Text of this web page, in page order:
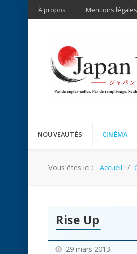
À propos Mentions légales
NOUVEAUTÉS CINÉMA
Vous êtes ici : Accueil
Rise Up
29 mars 2013